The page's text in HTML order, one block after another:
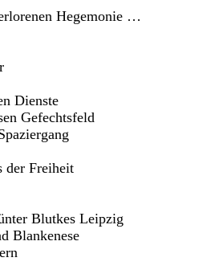
Hegemonie …
Dienste
Gefechtsfeld
der Freiheit
Blutkes Leipzig
Blankenese